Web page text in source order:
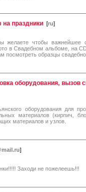
праздники [ru]
желаете чтобы важнейшее
в Свадебном альбоме, на
посмотреть образцы
оборудования, вызов
оборудования для
материалов (кирпич,
материалов и узлов.
]
Заходи не пожелеешь!!!